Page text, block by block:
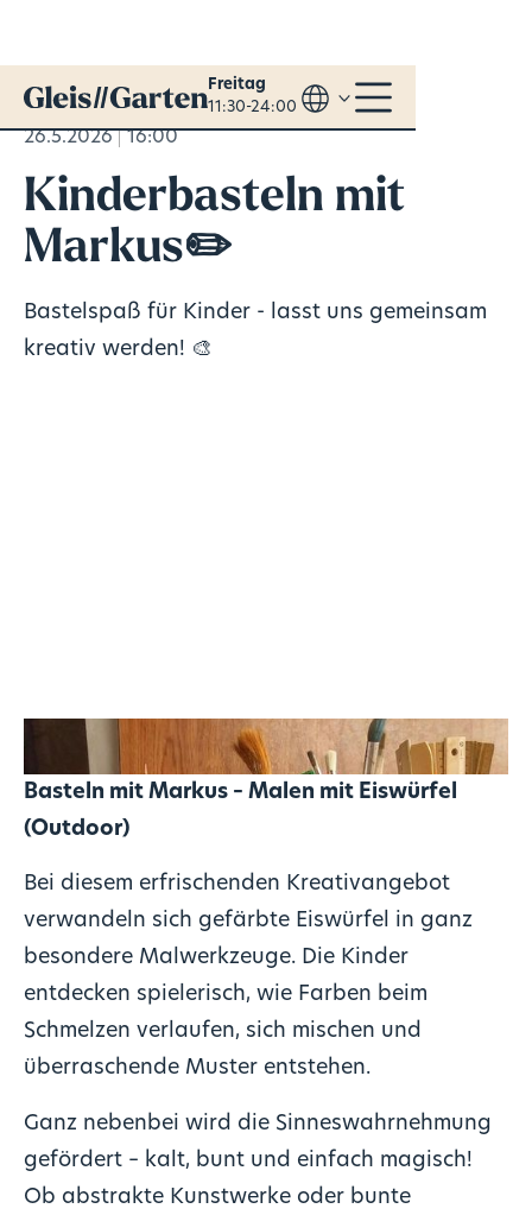
Freitag
11:30-24:00
26.5.2026 16:00
Kinderbasteln mit
Markus✏️
Bastelspaß für Kinder - lasst uns gemeinsam
kreativ werden! 🎨
Basteln mit Markus – Malen mit Eiswürfel
(Outdoor)
Bei diesem erfrischenden Kreativangebot
verwandeln sich gefärbte Eiswürfel in ganz
besondere Malwerkzeuge. Die Kinder
entdecken spielerisch, wie Farben beim
Schmelzen verlaufen, sich mischen und
überraschende Muster entstehen.
Ganz nebenbei wird die Sinneswahrnehmung
gefördert – kalt, bunt und einfach magisch!
Ob abstrakte Kunstwerke oder bunte